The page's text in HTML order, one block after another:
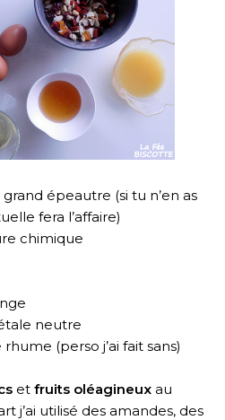
épeautre (si tu n’en as
fera l’affaire)
chimique
neutre
(perso j’ai fait sans)
et fruits oléagineux au
j’ai utilisé des amandes, des